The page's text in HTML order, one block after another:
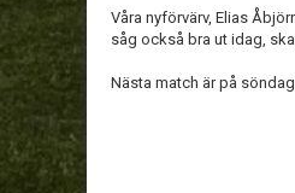
Våra nyförvärv, Elias
såg också bra ut idag,
Nästa match är på